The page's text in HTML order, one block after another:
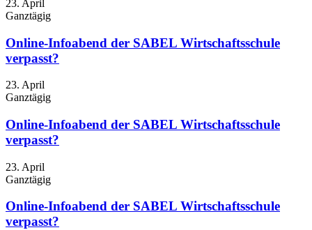
23. April
Ganztägig
Online-Infoabend der SABEL Wirtschaftsschule
verpasst?
23. April
Ganztägig
Online-Infoabend der SABEL Wirtschaftsschule
verpasst?
23. April
Ganztägig
Online-Infoabend der SABEL Wirtschaftsschule
verpasst?